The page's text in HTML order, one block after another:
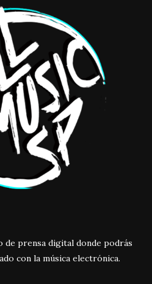
de prensa digital donde podrás
con la música electrónica.